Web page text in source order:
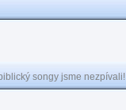
songy jsme nezpívali!